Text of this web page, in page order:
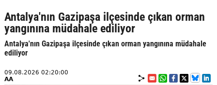
Antalya'nın Gazipaşa ilçesinde çıkan orman
yangınına müdahale ediliyor
Antalya'nın Gazipaşa ilçesinde çıkan orman yangınına müdahale
ediliyor
09.08.2026 02:20:00
AA